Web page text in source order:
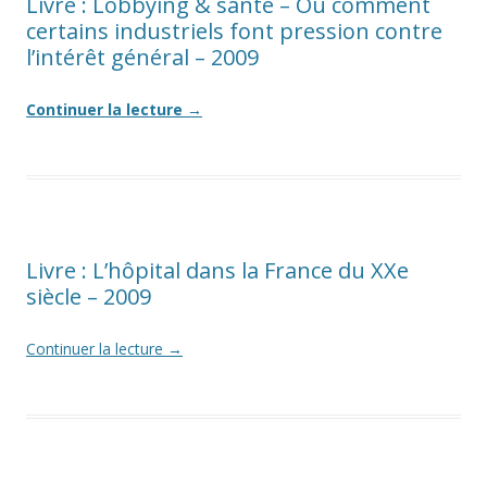
certains industriels font pression contre
l’intérêt général – 2009
Continuer la lecture →
Livre : L’hôpital dans la France du XXe
siècle – 2009
Continuer la lecture →